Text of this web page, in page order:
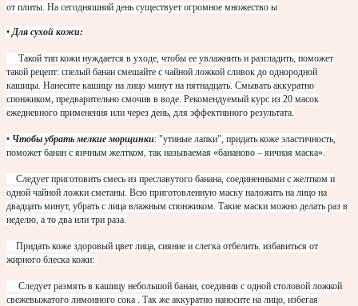
от плиты. На сегодняшний день существует огромное множество ы
• Для сухой кожи:
Такой тип кожи нуждается в уходе, чтобы ее увлажнить и разгладить, поможет
такой рецепт: спелый банан смешайте с чайной ложкой сливок до однородной
кашицы. Нанесите кашицу на лицо минут на пятнадцать. Смывать аккуратно
спонжиком, предварительно смочив в воде. Рекомендуемый курс из 20 масок
ежедневного применения или через день, для эффективного результата.
• Чтобы убрать мелкие морщинки: "утиные лапки", придать коже эластичность,
поможет банан с яичным желтком, так называемая «бананово – яичная маска».
Следует приготовить смесь из преславутого банана, соединенными с желтком и
одной чайной ложки сметаны. Всю приготовленную маску наложить на лицо на
двадцать минут, убрать с лица влажным спонжиком. Такие маски можно делать раз в
неделю, а то два или три раза.
Придать коже здоровый цвет лица, сияние и слегка отбелить. избавиться от
жирного блеска кожи:
Следует размять в кашицу небольшой банан, соединив с одной столовой ложкой
свежевыжатого лимонного сока . Так же аккуратно наносите на лицо, избегая